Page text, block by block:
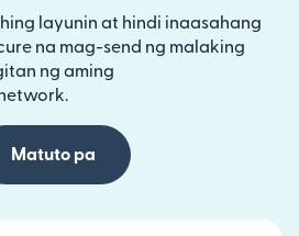
layunin at hindi inaasahang
na mag-send ng malaking
ng aming
Matuto pa